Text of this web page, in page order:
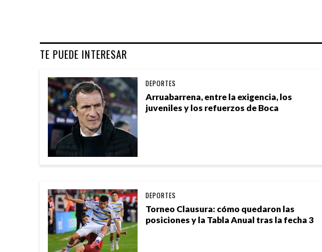
TE PUEDE INTERESAR
Arruabarrena, entre la exigencia, los
juveniles y los refuerzos de Boca
DEPORTES
Torneo Clausura: cómo quedaron las
posiciones y la Tabla Anual tras la fecha 3
DEPORTES